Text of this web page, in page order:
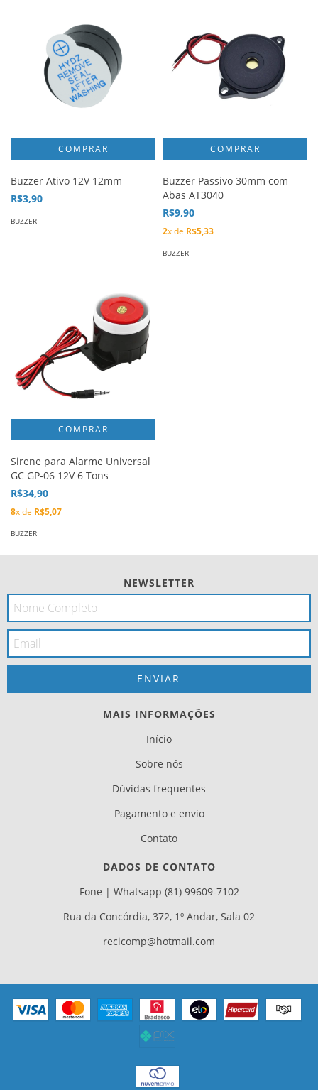
Buzzer Ativo 12V 12mm
R$3,90
BUZZER
Buzzer Passivo 30mm com
Abas AT3040
R$9,90
2x de R$5,33
BUZZER
Sirene para Alarme Universal
GC GP-06 12V 6 Tons
R$34,90
8x de R$5,07
BUZZER
NEWSLETTER
MAIS INFORMAÇÕES
Início
Sobre nós
Dúvidas frequentes
Pagamento e envio
Contato
DADOS DE CONTATO
Fone | Whatsapp (81) 99609-7102
Rua da Concórdia, 372, 1º Andar, Sala 02
recicomp@hotmail.com